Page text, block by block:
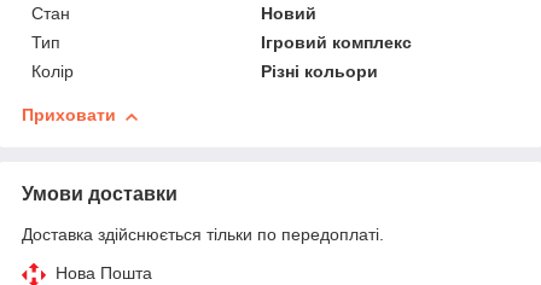
Стан
Новий
Тип
Ігровий комплекс
Колір
Різні кольори
Приховати
Умови доставки
Доставка здійснюється тільки по передоплаті.
Нова Пошта